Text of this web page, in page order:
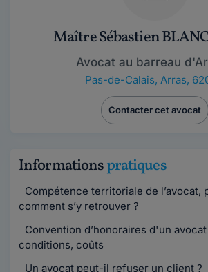
Maître Sébastien
Avocat au barreau
Pas-de-Calais, Arras,
Contacter cet avocat
Informationspratiques
Compétence territoriale de l’avocat,
comment s’y retrouver ?
Convention d’honoraires d'un
conditions, coûts
Un avocat peut-il refuser un client ?